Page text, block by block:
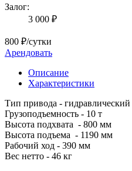
Залог:
3 000 ₽
800 ₽/сутки
Арендовать
Описание
Характеристики
Тип привода - гидравлический
Грузоподъемность - 10 т
Высота подхвата - 800 мм
Высота подъема - 1190 мм
Рабочий ход - 390 мм
Вес нетто - 46 кг